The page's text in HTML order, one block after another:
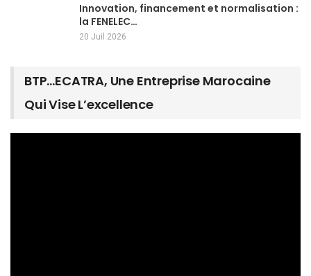
Innovation, financement et normalisation :
la FENELEC…
20 Juil 2026
BTP…ECATRA, Une Entreprise Marocaine
Qui Vise L’excellence